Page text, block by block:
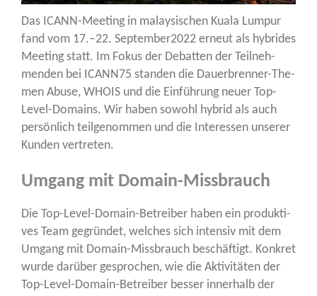
Das ICANN-Mee­ting in malay­si­schen Kua­la Lum­pur
fand vom 17.–22. September2022 erneut als hybri­des
Mee­ting statt. Im Fokus der Debat­ten der Teil­neh­
men­den bei ICANN75 stan­den die Dau­er­bren­ner-The­
men Abu­se, WHOIS und die Ein­füh­rung neu­er Top-
Level-Domains. Wir haben sowohl hybrid als auch
per­sön­lich teil­ge­nom­men und die Inter­es­sen unse­rer
Kun­den vertreten.
Umgang mit Domain-Missbrauch
Die Top-Level-Domain-Betrei­ber haben ein pro­duk­ti­
ves Team gegrün­det, wel­ches sich inten­siv mit dem
Umgang mit Domain-Miss­brauch beschäf­tigt. Kon­kret
wur­de dar­über gespro­chen, wie die Akti­vi­tä­ten der
Top-Level-Domain-Betrei­ber bes­ser inner­halb der